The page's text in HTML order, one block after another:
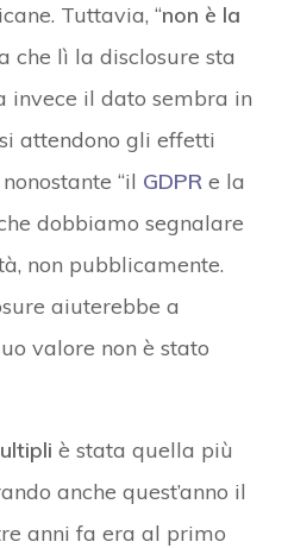
Tuttavia, “non è la
che lì la disclosure sta
invece il dato sembra in
attendono gli effetti
“il GDPRe la
dobbiamo segnalare
non pubblicamente.
aiuterebbe a
valore non è stato
è stata quella più
anche quest’anno il
anni fa era al primo